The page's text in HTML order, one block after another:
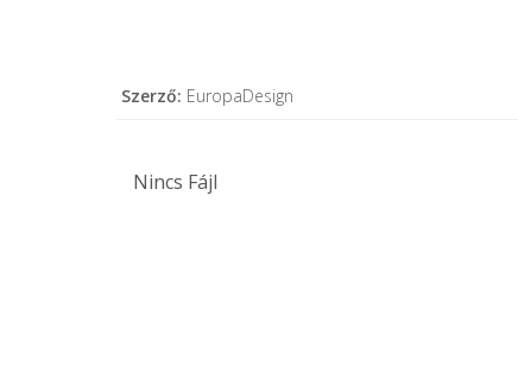
Szerző: EuropaDesign
Nincs Fájl